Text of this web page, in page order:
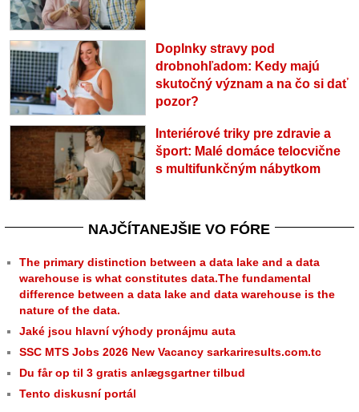
Doplnky stravy pod
drobnohľadom: Kedy majú
skutočný význam a na čo si dať
pozor?
Interiérové triky pre zdravie a
šport: Malé domáce telocvične
s multifunkčným nábytkom
NAJČÍTANEJŠIE VO FÓRE
The primary distinction between a data lake and a data
warehouse is what constitutes data.The fundamental
difference between a data lake and data warehouse is the
nature of the data.
Jaké jsou hlavní výhody pronájmu auta
SSC MTS Jobs 2026 New Vacancy sarkariresults.com.tc
Du får op til 3 gratis anlægsgartner tilbud
Tento diskusní portál